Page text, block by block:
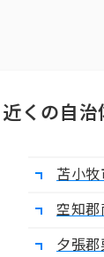
近くの自治
苫小牧
空知郡
夕張